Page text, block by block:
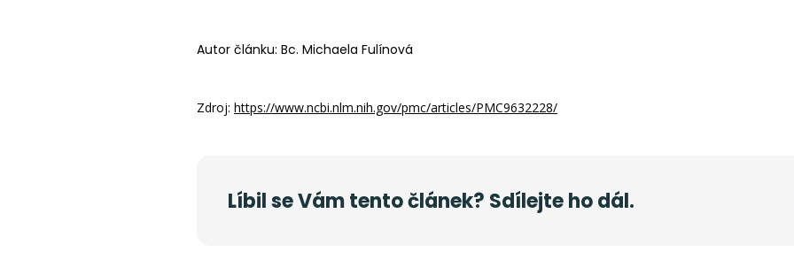
Autor článku: Bc. Michaela Fulínová
Zdroj: https://www.ncbi.nlm.nih.gov/pmc/articles/PMC9632228/
Líbil se Vám tento článek? Sdílejte ho dál.